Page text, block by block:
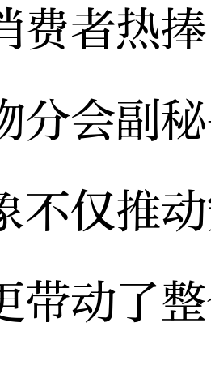
费者热
分会副
不仅推
带动了